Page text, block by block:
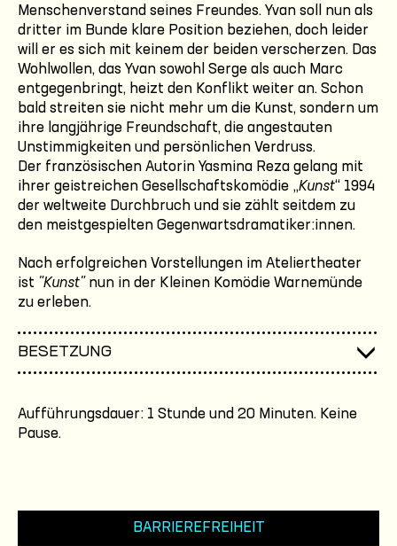
Menschenverstand seines Freundes. Yvan soll nun als
dritter im Bunde klare Position beziehen, doch leider
will er es sich mit keinem der beiden verscherzen. Das
Wohlwollen, das Yvan sowohl Serge als auch Marc
entgegenbringt, heizt den Konflikt weiter an. Schon
bald streiten sie nicht mehr um die Kunst, sondern um
ihre langjährige Freundschaft, die angestauten
Unstimmigkeiten und persönlichen Verdruss.
Der französischen Autorin Yasmina Reza gelang mit
ihrer geistreichen Gesellschaftskomödie „Kunst“ 1994
der weltweite Durchbruch und sie zählt seitdem zu
den meistgespielten Gegenwartsdramatiker:innen.
Nach erfolgreichen Vorstellungen im Ateliertheater
ist "Kunst" nun in der Kleinen Komödie Warnemünde
zu erleben.
BESETZUNG
Aufführungsdauer: 1 Stunde und 20 Minuten. Keine
Pause.
BARRIEREFREIHEIT